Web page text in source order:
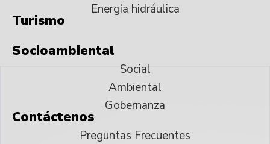
Energía hidráulica
Turismo
Socioambiental
Social
Ambiental
Gobernanza
Contáctenos
Preguntas Frecuentes